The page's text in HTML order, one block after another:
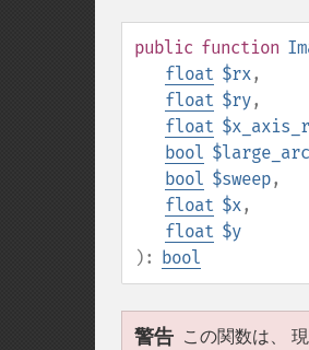
public function
float $rx,
float $ry,
float
bool $large_arc
bool $sweep,
float $x,
float $y
): bool
警告 この関数は、